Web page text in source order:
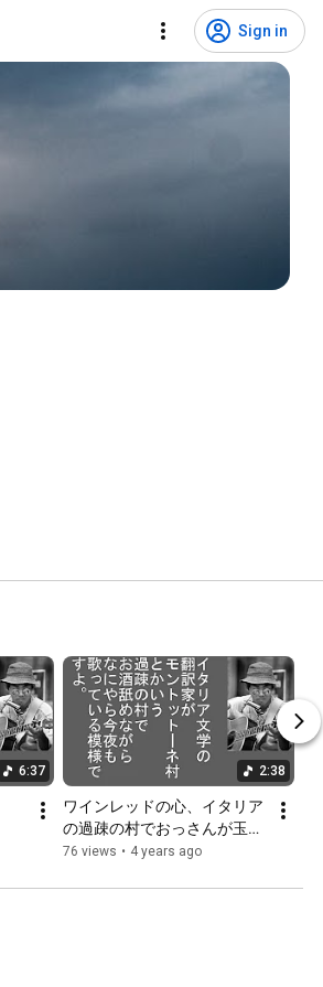
Sign in
6:37 2:38
ワインレッドの心、イタリア
の過疎の村でおっさんが玉置
浩二さん意識しつつギターで
にいます
76 views • 4 years ago